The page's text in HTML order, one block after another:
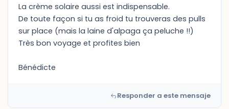
La crème solaire aussi est indispensable.
De toute façon si tu as froid tu trouveras des pulls
sur place (mais la laine d'alpaga ça peluche !!)
Très bon voyage et profites bien
Bénédicte
Responder a este mensaje